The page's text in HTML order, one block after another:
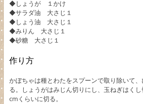
◆しょうが １かけ
◆サラダ油 大さじ１
◆しょう油 大さじ１
◆みりん 大さじ１
◆砂糖 大さじ１
作り方
かぼちゃは種とわたをスプーンで取り除いて
る。しょうがはみじん切りにし、玉ねぎはく
cmくらいに切る。